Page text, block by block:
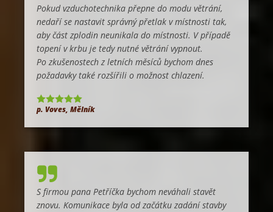
Pokud vzduchotechnika přepne do modu větrání,
nedaří se nastavit správný přetlak v místnosti tak,
aby část zplodin neunikala do místnosti. V případě
topení v krbu je tedy nutné větrání vypnout.
Po zkušenostech z letních měsíců bychom dnes
požadavky také rozšířili o možnost chlazení.
p. Voves, Mělník
S firmou pana Petříčka bychom neváhali stavět
znovu. Komunikace byla od začátku zadání stavby